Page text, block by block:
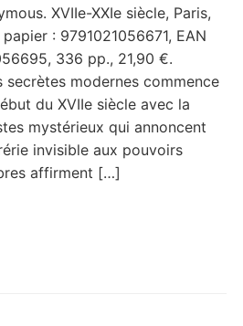
XVIIe-XXIe siècle, Paris,
: 9791021056671, EAN
336 pp., 21,90 €.
secrètes modernes commence
du XVIIe siècle avec la
mystérieux qui annoncent
invisible aux pouvoirs
affirment […]